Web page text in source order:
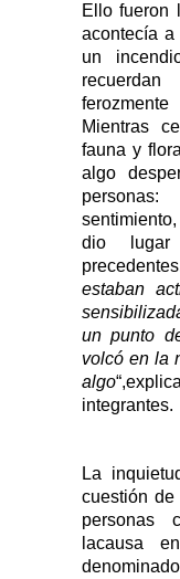
Ello fueron
acontecía
un
Mientras
fauna y
algo
dio
estaban
un punto
volcó en la
algo“,explica
integrantes.
La
cuestión
personas
lacausa